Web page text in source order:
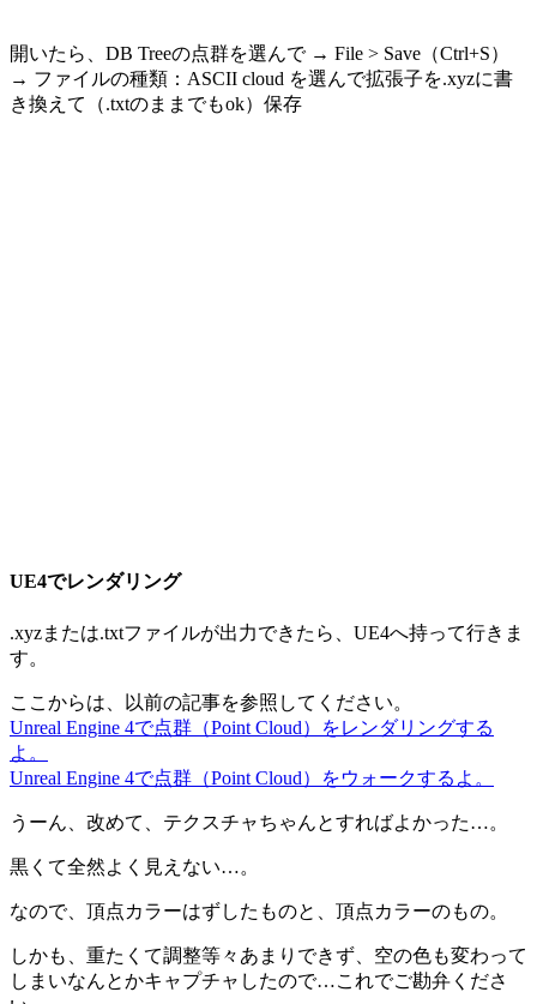
開いたら、DB Treeの点群を選んで → File > Save（Ctrl+S）
→ ファイルの種類：ASCII cloud を選んで拡張子を.xyzに書
き換えて（.txtのままでもok）保存
UE4でレンダリング
.xyzまたは.txtファイルが出力できたら、UE4へ持って行きま
す。
ここからは、以前の記事を参照してください。
Unreal Engine 4で点群（Point Cloud）をレンダリングする
よ。
Unreal Engine 4で点群（Point Cloud）をウォークするよ。
うーん、改めて、テクスチャちゃんとすればよかった…。
黒くて全然よく見えない…。
なので、頂点カラーはずしたものと、頂点カラーのもの。
しかも、重たくて調整等々あまりできず、空の色も変わって
しまいなんとかキャプチャしたので…これでご勘弁くださ